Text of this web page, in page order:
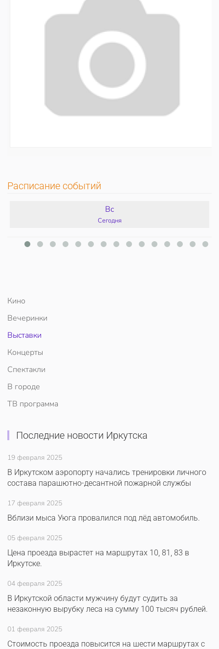
Расписание событий
Вс
Сегодня
Кино
Вечеринки
Выставки
Концерты
Спектакли
В городе
ТВ программа
Последние новости Иркутска
19 февраля 2025
В Иркутском аэропорту начались тренировки личного
состава парашютно-десантной пожарной службы
17 февраля 2025
Вблизи мыса Уюга провалился под лёд автомобиль.
05 февраля 2025
Цена проезда вырастет на маршрутах 10, 81, 83 в
Иркутске.
04 февраля 2025
В Иркутской области мужчину будут судить за
незаконную вырубку леса на сумму 100 тысяч рублей.
01 февраля 2025
Стоимость проезда повысится на шести маршрутах с